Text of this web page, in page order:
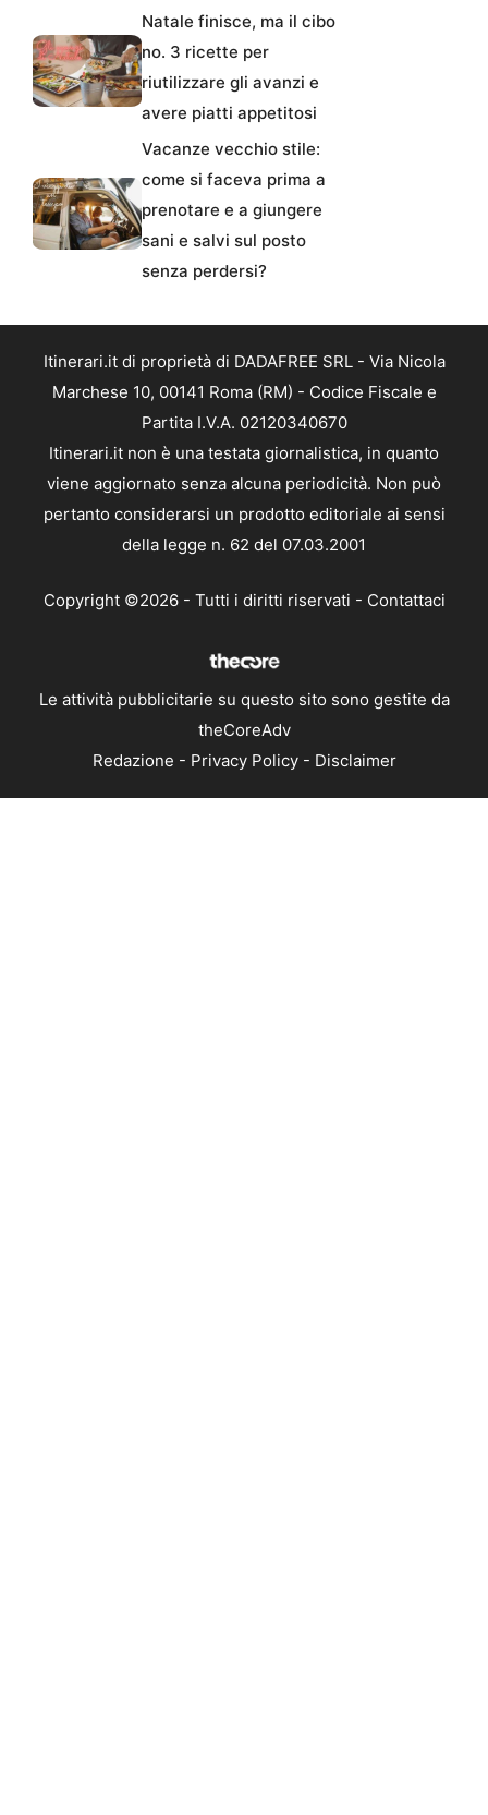
Natale finisce, ma il cibo
no. 3 ricette per
riutilizzare gli avanzi e
avere piatti appetitosi
Vacanze vecchio stile:
come si faceva prima a
prenotare e a giungere
sani e salvi sul posto
senza perdersi?
Itinerari.it di proprietà di DADAFREE SRL - Via Nicola
Marchese 10, 00141 Roma (RM) - Codice Fiscale e
Partita I.V.A. 02120340670
Itinerari.it non è una testata giornalistica, in quanto
viene aggiornato senza alcuna periodicità. Non può
pertanto considerarsi un prodotto editoriale ai sensi
della legge n. 62 del 07.03.2001
Copyright ©2026 - Tutti i diritti riservati - Contattaci
Le attività pubblicitarie su questo sito sono gestite da
theCoreAdv
Redazione - Privacy Policy- Disclaimer